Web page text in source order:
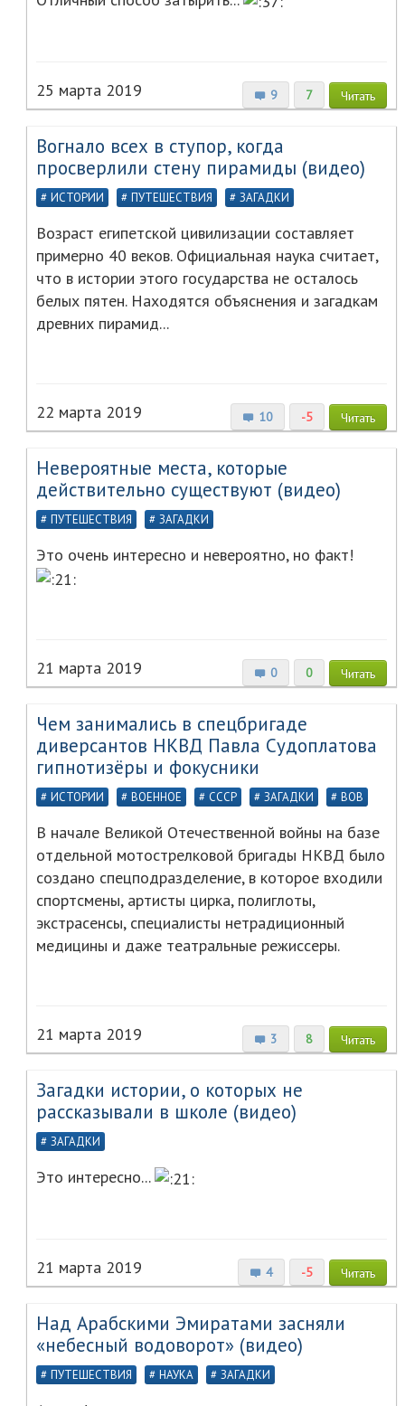
9 7 Читать
25 марта 2019
Вогнало всех в ступор, когда
просверлили стену пирамиды (видео)
ИСТОРИИ ПУТЕШЕСТВИЯ ЗАГАДКИ
Возраст египетской цивилизации составляет
примерно 40 веков. Официальная наука считает,
что в истории этого государства не осталось
белых пятен. Находятся объяснения и загадкам
древних пирамид...
10 -5 Читать
22 марта 2019
Невероятные места, которые
действительно существуют (видео)
ПУТЕШЕСТВИЯ ЗАГАДКИ
Это очень интересно и невероятно, но факт!
0 0 Читать
21 марта 2019
Чем занимались в спецбригаде
диверсантов НКВД Павла Судоплатова
гипнотизёры и фокусники
ИСТОРИИ ВОЕННОЕ СССР ЗАГАДКИ ВОВ
В начале Великой Отечественной войны на базе
отдельной мотострелковой бригады НКВД было
создано спецподразделение, в которое входили
спортсмены, артисты цирка, полиглоты,
экстрасенсы, специалисты нетрадиционный
медицины и даже театральные режиссеры.
3 8 Читать
21 марта 2019
Загадки истории, о которых не
рассказывали в школе (видео)
ЗАГАДКИ
Это интересно...
4 -5 Читать
21 марта 2019
Над Арабскими Эмиратами засняли
«небесный водоворот» (видео)
ПУТЕШЕСТВИЯ НАУКА ЗАГАДКИ